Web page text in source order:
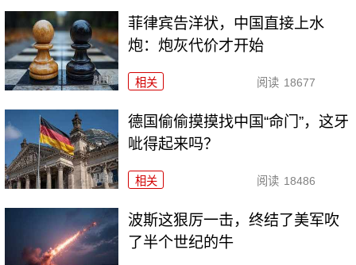
菲律宾告洋状，中国直接上水
炮：炮灰代价才开始
相关 阅读 18677
德国偷偷摸摸找中国“命门”，这牙
呲得起来吗？
相关 阅读 18486
波斯这狠厉一击，终结了美军吹
了半个世纪的牛